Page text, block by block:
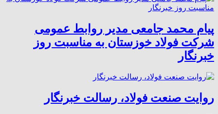
پیام محمد جامعی مدیر روابط عمومی
شرکت فولاد خوزستان به مناسبت روز
خبرنگار
روایت صنعت فولاد،‌ رسالت خبرنگار